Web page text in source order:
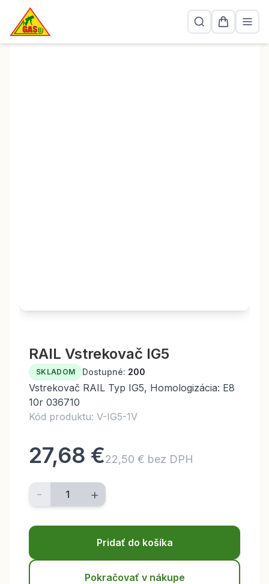
RAIL Vstrekovač IG5
SKLADOM Dostupné: 200
Vstrekovač RAIL Typ IG5, Homologizácia: E8
10r 036710
Kód produktu: V-IG5-1V
27,68 €22,50 € bez DPH
- +
Pridať do košíka
Pokračovať v nákupe